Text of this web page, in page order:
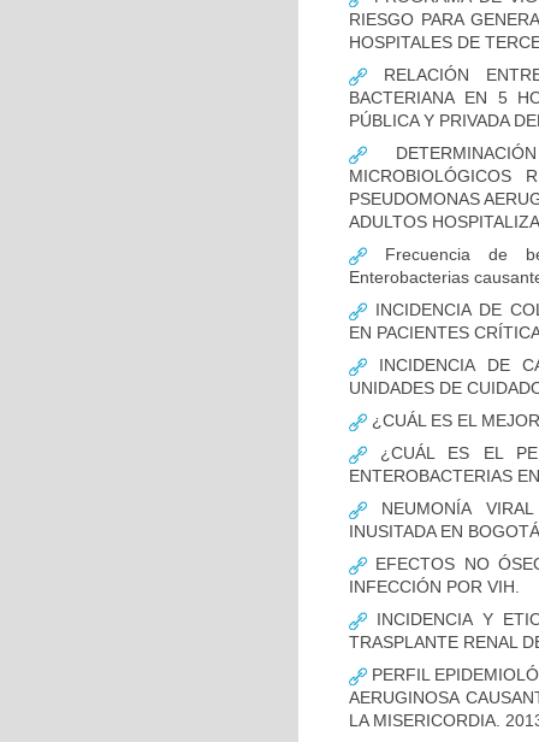
RIESGO PARA
HOSPITALES DE
RELACIÓN
BACTERIANA EN 5
PÚBLICA Y PRIVADA
MICROBIOLÓGICOS
PSEUDOMONAS
ADULTOS
Frecuencia de
Enterobacterias
INCIDENCIA DE
EN PACIENTES
INCIDENCIA DE
UNIDADES DE
¿CUÁL ES EL
¿CUÁL ES EL
ENTEROBACTERIAS
NEUMONÍA
INUSITADA EN
EFECTOS NO
INFECCIÓN POR VIH.
INCIDENCIA Y
TRASPLANTE RENAL
PERFIL
AERUGINOSA
LA MISERICORDIA.